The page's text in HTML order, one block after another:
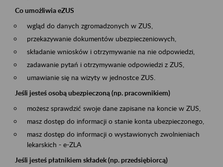
Co umożliwia eZUS
wgląd do danych zgromadzonych w ZUS,
przekazywanie dokumentów ubezpieczeniowych,
składanie wniosków i otrzymywanie na nie odpowiedzi,
zadawanie pytań i otrzymywanie odpowiedzi z ZUS,
umawianie się na wizyty w jednostce ZUS.
Jeśli jesteś osobą ubezpieczoną (np. pracownikiem)
możesz sprawdzić swoje dane zapisane na koncie w ZUS,
masz dostęp do informacji o stanie konta ubezpieczonego,
masz dostęp do informacji o wystawionych zwolnieniach
lekarskich - e-ZLA
Jeśli jesteś płatnikiem składek (np. przedsiębiorcą)